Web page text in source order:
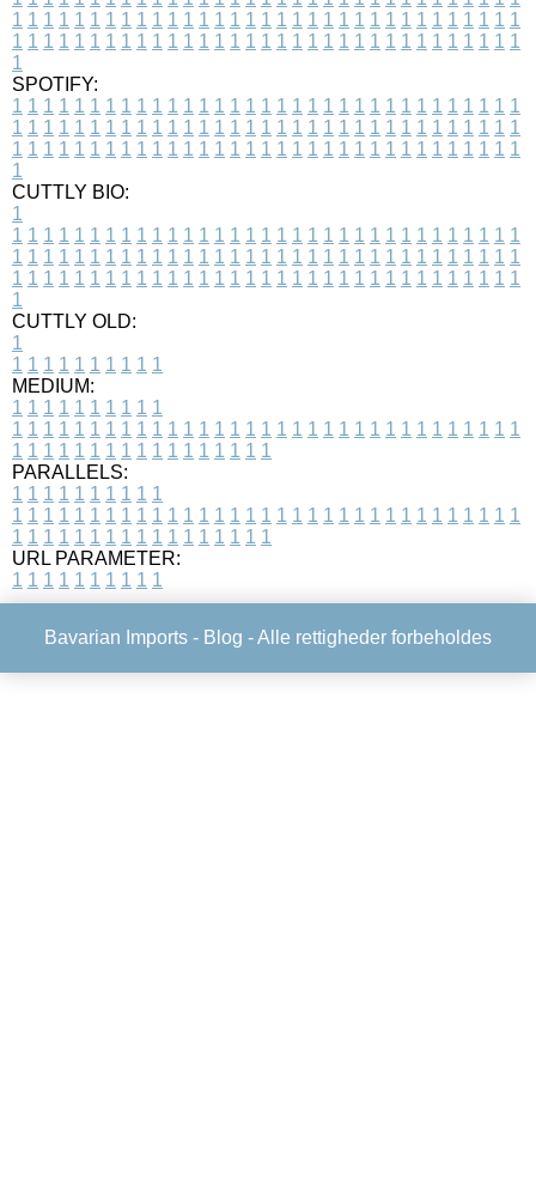
1 1 1 1 1 1 1 1 1 1 1 1 1 1 1 1 1 1 1 1 1 1 1 1 1 1 1 1 1 1 1 1 1
1 1 1 1 1 1 1 1 1 1 1 1 1 1 1 1 1 1 1 1 1 1 1 1 1 1 1 1 1 1 1 1 1
1
SPOTIFY:
1 1 1 1 1 1 1 1 1 1 1 1 1 1 1 1 1 1 1 1 1 1 1 1 1 1 1 1 1 1 1 1 1
1 1 1 1 1 1 1 1 1 1 1 1 1 1 1 1 1 1 1 1 1 1 1 1 1 1 1 1 1 1 1 1 1
1 1 1 1 1 1 1 1 1 1 1 1 1 1 1 1 1 1 1 1 1 1 1 1 1 1 1 1 1 1 1 1 1
1
CUTTLY BIO:
1
1 1 1 1 1 1 1 1 1 1 1 1 1 1 1 1 1 1 1 1 1 1 1 1 1 1 1 1 1 1 1 1 1
1 1 1 1 1 1 1 1 1 1 1 1 1 1 1 1 1 1 1 1 1 1 1 1 1 1 1 1 1 1 1 1 1
1 1 1 1 1 1 1 1 1 1 1 1 1 1 1 1 1 1 1 1 1 1 1 1 1 1 1 1 1 1 1 1 1
1
CUTTLY OLD:
1
1 1 1 1 1 1 1 1 1 1
MEDIUM:
1 1 1 1 1 1 1 1 1 1
1 1 1 1 1 1 1 1 1 1 1 1 1 1 1 1 1 1 1 1 1 1 1 1 1 1 1 1 1 1 1 1 1
1 1 1 1 1 1 1 1 1 1 1 1 1 1 1 1 1
PARALLELS:
1 1 1 1 1 1 1 1 1 1
1 1 1 1 1 1 1 1 1 1 1 1 1 1 1 1 1 1 1 1 1 1 1 1 1 1 1 1 1 1 1 1 1
1 1 1 1 1 1 1 1 1 1 1 1 1 1 1 1 1
URL PARAMETER:
1 1 1 1 1 1 1 1 1 1
Bavarian Imports - Blog - Alle rettigheder forbeholdes